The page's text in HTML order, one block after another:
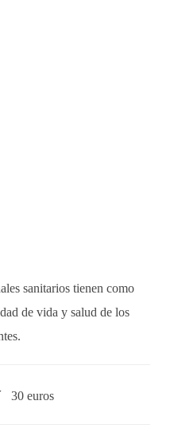
sanitarios tienen como
de vida y salud de los
30 euros